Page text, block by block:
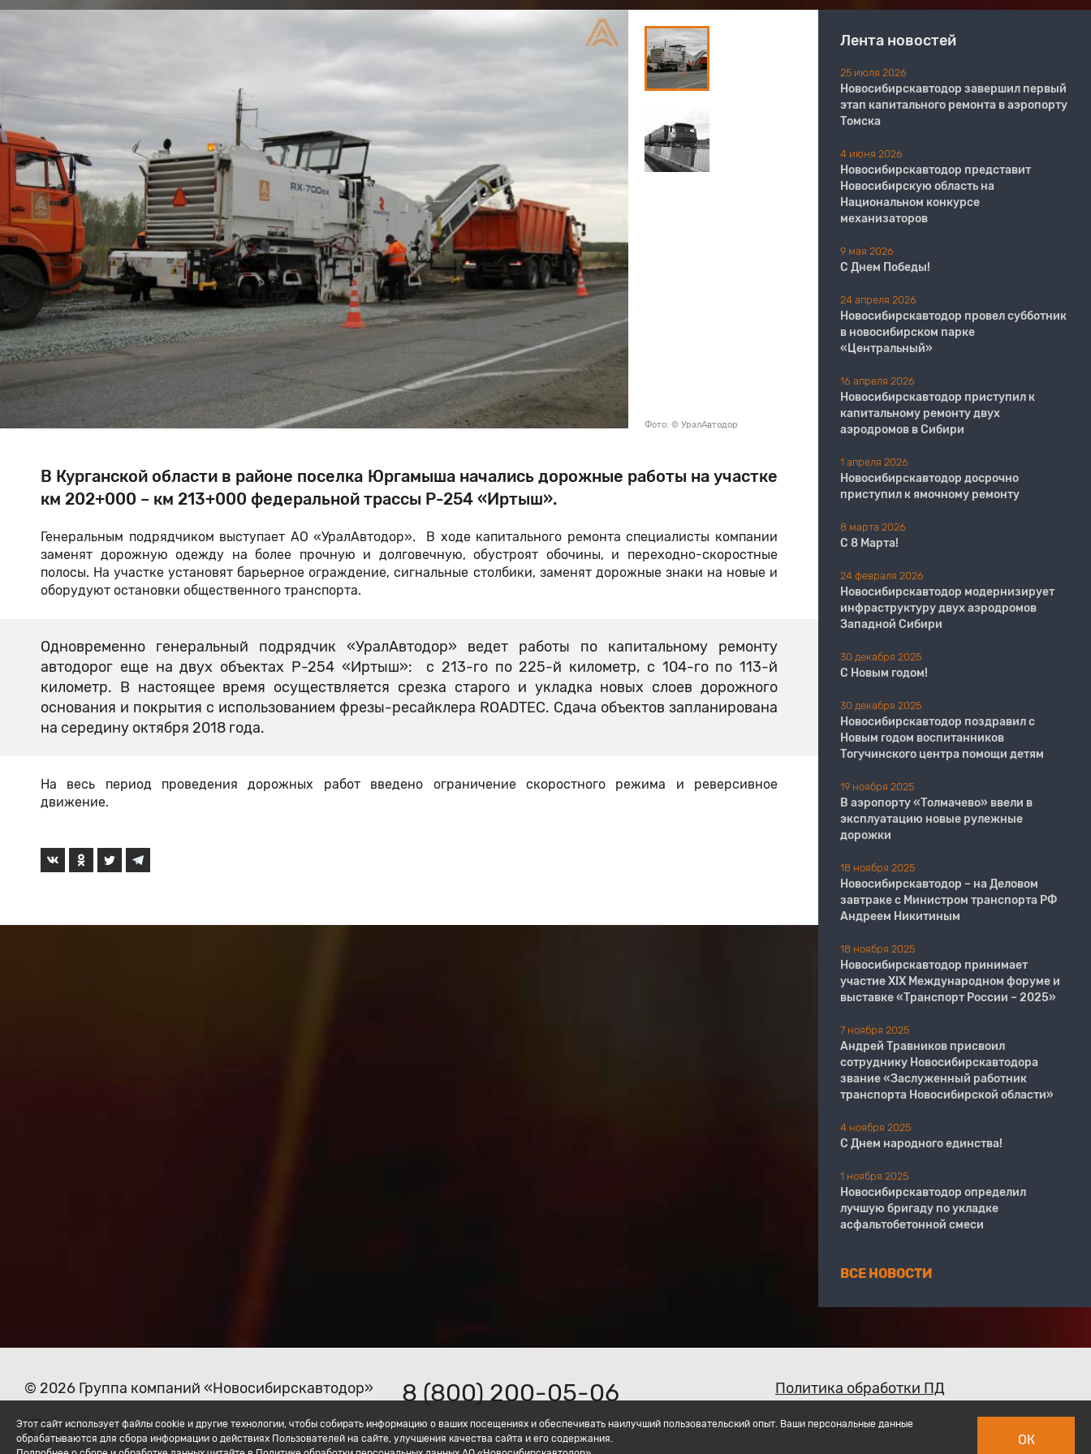
Фото: © УралАвтодор
В Курганской области в районе поселка Юргамыша начались дорожные работы на участке
км 202+000 – км 213+000 федеральной трассы Р-254 «Иртыш».
Генеральным подрядчиком выступает АО «УралАвтодор». В ходе капитального ремонта специалисты компании
заменят дорожную одежду на более прочную и долговечную, обустроят обочины, и переходно-скоростные
полосы. На участке установят барьерное ограждение, сигнальные столбики, заменят дорожные знаки на новые и
оборудуют остановки общественного транспорта.
Одновременно генеральный подрядчик «УралАвтодор» ведет работы по капитальному ремонту
автодорог еще на двух объектах Р-254 «Иртыш»: с 213-го по 225-й километр, с 104-го по 113-й
километр. В настоящее время осуществляется срезка старого и укладка новых слоев дорожного
основания и покрытия с использованием фрезы-ресайклера ROADTEC. Сдача объектов запланирована
на середину октября 2018 года.
На весь период проведения дорожных работ введено ограничение скоростного режима и реверсивное
движение.
Лента новостей
25 июля 2026
Новосибирскавтодор завершил первый
этап капитального ремонта в аэропорту
Томска
4 июня 2026
Новосибирскавтодор представит
Новосибирскую область на
Национальном конкурсе
механизаторов
9 мая 2026
С Днем Победы!
24 апреля 2026
Новосибирскавтодор провел субботник
в новосибирском парке
«Центральный»
16 апреля 2026
Новосибирскавтодор приступил к
капитальному ремонту двух
аэродромов в Сибири
1 апреля 2026
Новосибирскавтодор досрочно
приступил к ямочному ремонту
8 марта 2026
С 8 Марта!
24 февраля 2026
Новосибирскавтодор модернизирует
инфраструктуру двух аэродромов
Западной Сибири
30 декабря 2025
С Новым годом!
30 декабря 2025
Новосибирскавтодор поздравил с
Новым годом воспитанников
Тогучинского центра помощи детям
19 ноября 2025
В аэропорту «Толмачево» ввели в
эксплуатацию новые рулежные
дорожки
18 ноября 2025
Новосибирскавтодор – на Деловом
завтраке с Министром транспорта РФ
Андреем Никитиным
18 ноября 2025
Новосибирскавтодор принимает
участие XIX Международном форуме и
выставке «Транспорт России – 2025»
7 ноября 2025
Андрей Травников присвоил
сотруднику Новосибирскавтодора
звание «Заслуженный работник
транспорта Новосибирской области»
4 ноября 2025
С Днем народного единства!
1 ноября 2025
Новосибирскавтодор определил
лучшую бригаду по укладке
асфальтобетонной смеси
ВСЕ НОВОСТИ
© 2026 Группа компаний «Новосибирскавтодор» 8 (800) 200-05-06 Политика обработки ПД
Вход для сотрудников
Этот сайт использует файлы cookie и другие технологии, чтобы собирать информацию о ваших посещениях и обеспечивать наилучший пользовательский опыт. Ваши персональные данные
обрабатываются для сбора информации о действиях Пользователей на сайте, улучшения качества сайта и его содержания.
ОК